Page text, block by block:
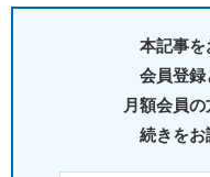
本記事を
会員登録
月額会員の
続きをお